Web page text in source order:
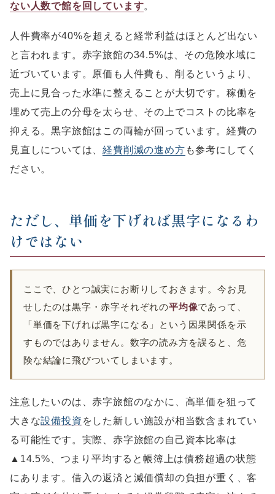
ない人数で館を回しています。
人件費率が40%を超えると経常利益はほとんど出ない
と言われます。赤字旅館の34.5%は、その危険水域に
近づいています。原価も人件費も、削るというより、
売上に見合った水準に整えることが大切です。稼働を
埋めて売上の分母を太らせ、その上でコストの比率を
抑える。黒字旅館はこの両輪が回っています。経費の
見直しについては、経費削減の進め方 も参考にしてく
ださい。
ただし、単価を下げれば黒字になるわ
けではない
ここで、ひとつ誠実にお断りしておきます。今お見
せしたのは黒字・赤字それぞれの平均像であって、
「単価を下げれば黒字になる」という因果関係を示
すものではありません。数字の読み方を誤ると、危
険な結論に飛びついてしまいます。
注意したいのは、赤字旅館のなかに、高単価を狙って
大きな設備投資 をした新しい施設が相当数含まれてい
る可能性です。実際、赤字旅館の自己資本比率は
▲14.5%、つまり平均すると帳簿上は債務超過の状態
にあります。借入の返済と減価償却の負担が重く、客